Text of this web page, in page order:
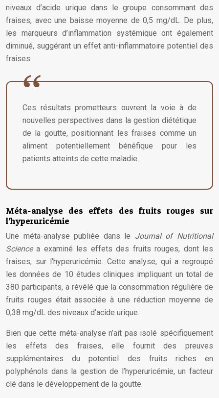
niveaux d’acide urique dans le groupe consommant des
fraises, avec une baisse moyenne de 0,5 mg/dL. De plus,
les marqueurs d’inflammation systémique ont également
diminué, suggérant un effet anti-inflammatoire potentiel des
fraises.
Ces résultats prometteurs ouvrent la voie à de
nouvelles perspectives dans la gestion diététique
de la goutte, positionnant les fraises comme un
aliment potentiellement bénéfique pour les
patients atteints de cette maladie.
Méta-analyse des effets des fruits rouges sur
l’hyperuricémie
Une méta-analyse publiée dans le Journal of Nutritional
Sciencea examiné les effets des fruits rouges, dont les
fraises, sur l’hyperuricémie. Cette analyse, qui a regroupé
les données de 10 études cliniques impliquant un total de
380 participants, a révélé que la consommation régulière de
fruits rouges était associée à une réduction moyenne de
0,38 mg/dL des niveaux d’acide urique.
Bien que cette méta-analyse n’ait pas isolé spécifiquement
les effets des fraises, elle fournit des preuves
supplémentaires du potentiel des fruits riches en
polyphénols dans la gestion de l’hyperuricémie, un facteur
clé dans le développement de la goutte.